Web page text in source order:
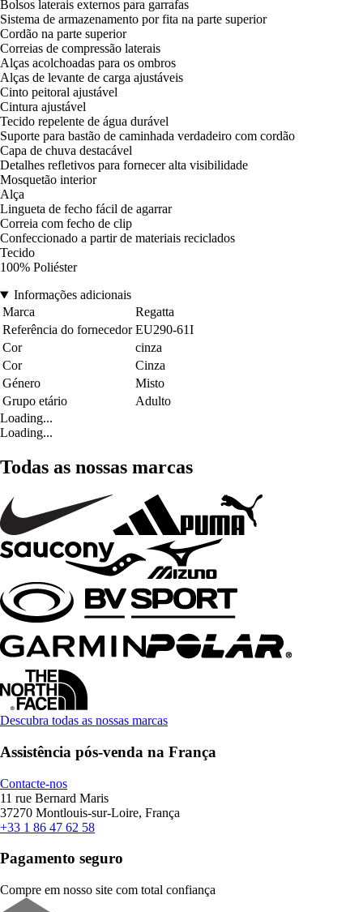
Bolsos laterais externos para garrafas
Sistema de armazenamento por fita na parte superior
Cordão na parte superior
Correias de compressão laterais
Alças acolchoadas para os ombros
Alças de levante de carga ajustáveis
Cinto peitoral ajustável
Cintura ajustável
Tecido repelente de água durável
Suporte para bastão de caminhada verdadeiro com cordão
Capa de chuva destacável
Detalhes refletivos para fornecer alta visibilidade
Mosquetão interior
Alça
Lingueta de fecho fácil de agarrar
Correia com fecho de clip
Confeccionado a partir de materiais reciclados
Tecido
100% Poliéster
Informações adicionais
Marca
Regatta
Referência do fornecedor EU290-61I
Cor
cinza
Cor
Cinza
Género
Misto
Grupo etário
Adulto
Loading...
Loading...
Todas as nossas marcas
Descubra todas as nossas marcas
Assistência pós-venda na França
Contacte-nos
11 rue Bernard Maris
37270 Montlouis-sur-Loire, França
+33 1 86 47 62 58
Pagamento seguro
Compre em nosso site com total confiança